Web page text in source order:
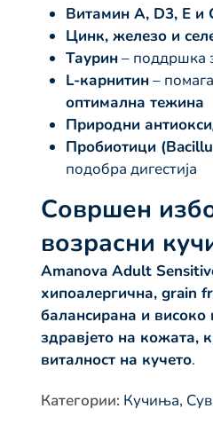
Витамин A, D3, E и
Цинк, железо и
Таурин– поддршка
L-карнитин–
оптимална тежина
Природни
Пробиотици
подобра дигестија
Совршен
возрасни
Amanova Adult
хипоалергична, grain
балансирана и високо
здравјето на кожата,
виталност на кучето.
Категории: Кучиња,